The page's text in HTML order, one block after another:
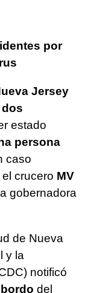
por
Jersey
dos
estado
persona
caso
crucero MV
gobernadora
de Nueva
y la
notificó
del